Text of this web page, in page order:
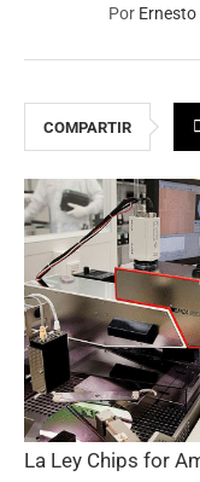
Por Ernesto
COMPARTIR
La Ley Chips for